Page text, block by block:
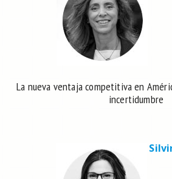
La nueva ventaja competitiva en
incertidumbre